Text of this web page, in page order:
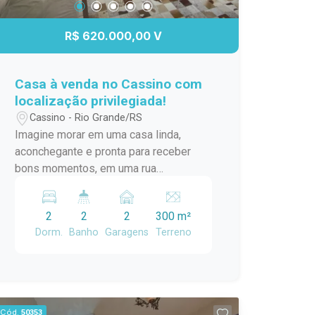
diferenciada para quem busca investir
com grande potencial de crescimento!
R$ 620.000,00 V
Casa à venda no Cassino com
localização privilegiada!
Cassino - Rio Grande/RS
Imagine morar em uma casa linda,
aconchegante e pronta para receber
bons momentos, em uma rua
que você procura. Esta bela casa conta
com 02 dormitórios e 02 banheiros,
oferecendo conforto e funcionalidade
para aproveitar um chimarrão, reunir
2
Dorm.
2
Banho
2
Garagens
300 m²
Terreno
Cód. 50353